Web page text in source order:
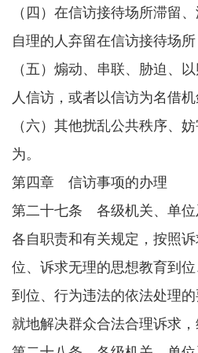
（四）在信访接待场所滞留
自理的人弃留在信访接待场所
（五）煽动、串联、胁迫、
人信访，或者以信访为名借机
（六）其他扰乱公共秩序、
为。
第四章 信访事项的办理
第二十七条 各级机关、单
各自职责和有关规定，按照
位、诉求无理的思想教育到
到位、行为违法的依法处理
就地解决群众合法合理诉求，